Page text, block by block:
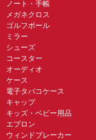
ノート・手帳
メガネクロス
ゴルフボール
ミラー
シューズ
コースター
オーディオ
ケース
電子タバコケース
キャップ
キッズ・ベビー用品
エプロン
ウィンドブレーカー